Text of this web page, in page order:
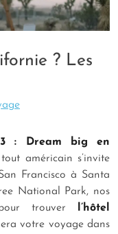
? Les
: Dream big en
américain s’invite
Francisco à Santa
National Park, nos
pour trouver
l’hôtel
votre voyage dans